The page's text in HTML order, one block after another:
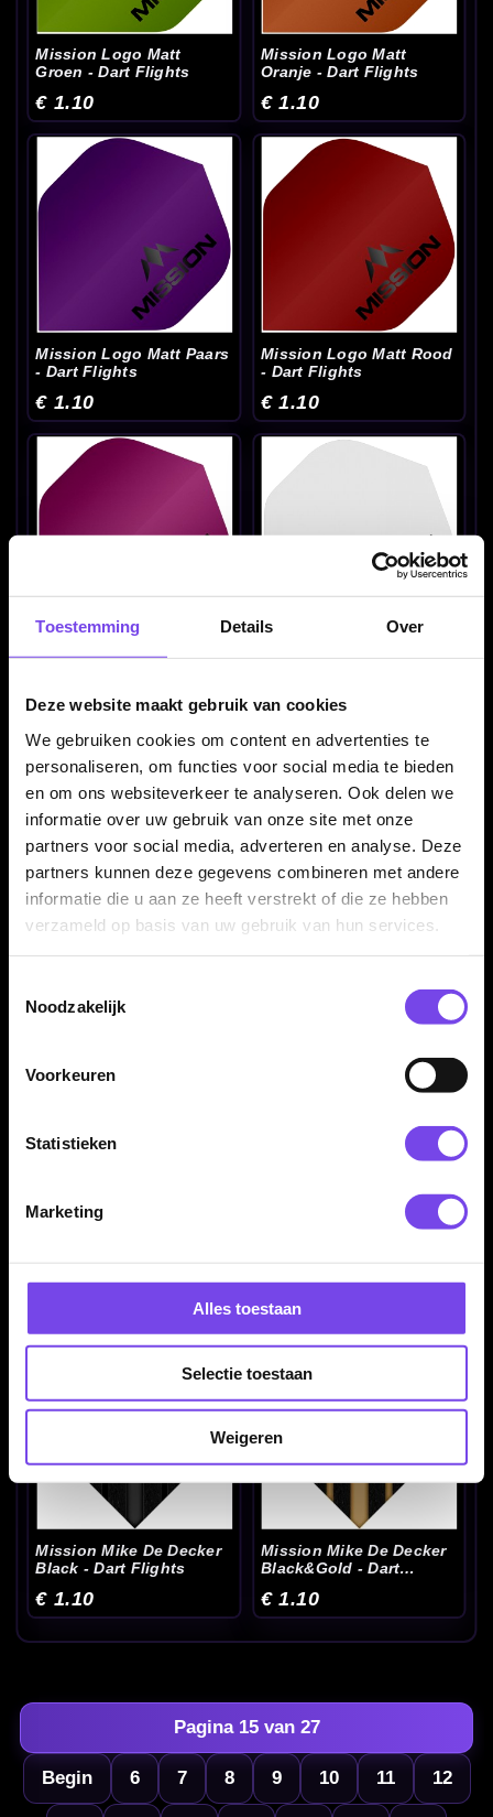
Toestemming Details Over
Deze website maakt gebruik van cookies
We gebruiken cookies om content en advertenties te
personaliseren, om functies voor social media te bieden
en om ons websiteverkeer te analyseren. Ook delen we
informatie over uw gebruik van onze site met onze
partners voor social media, adverteren en analyse. Deze
partners kunnen deze gegevens combineren met andere
informatie die u aan ze heeft verstrekt of die ze hebben
verzameld op basis van uw gebruik van hun services.
Noodzakelijk
Voorkeuren
Statistieken
Marketing
Alles toestaan
Selectie toestaan
Weigeren
Mission Logo Matt
Groen - Dart Flights
€ 1.10
Mission Logo Matt
Oranje - Dart Flights
€ 1.10
Mission Logo Matt Paars
- Dart Flights
€ 1.10
Mission Logo Matt Rood
- Dart Flights
€ 1.10
Mission Logo Matt Roze
€ 1.10 € 1.10
Mission Logo Matt Zwart
€ 1.10
Mission Madars Razma -
€ 1.10
Mission Mike De Decker
Black - Dart Flights
€ 1.10
Mission Mike De Decker
Black&Gold - Dart
€ 1.10
Begin 6 7 8 9 10 11 12
Pagina 15 van 27